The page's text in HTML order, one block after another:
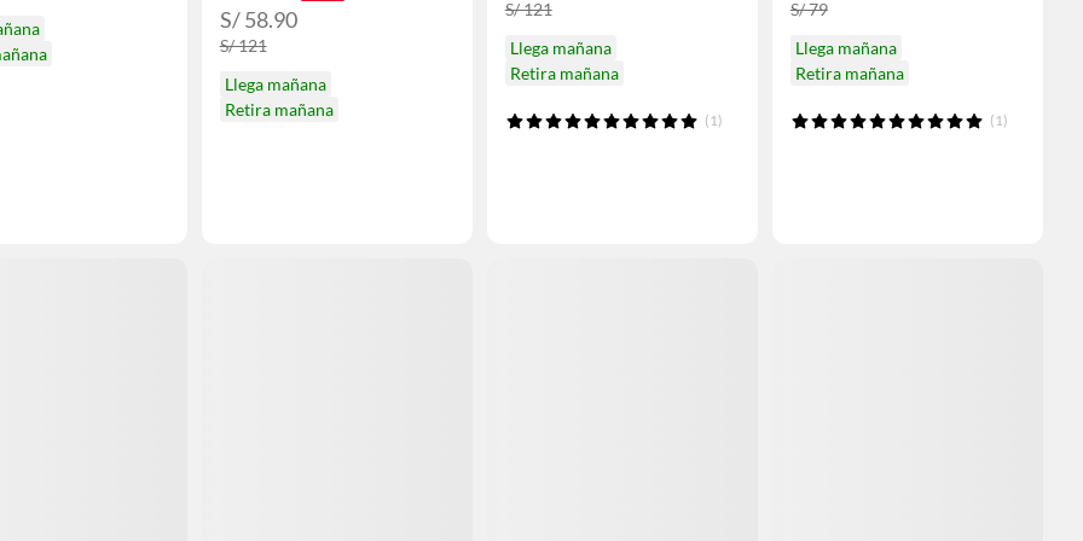
S/ 58.90
S/ 121
Llega mañana
Retira mañana
S/ 121
Llega mañana
Retira mañana
(1)
S/ 79
Llega mañana
Retira mañana
(1)